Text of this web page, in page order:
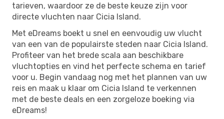
tarieven, waardoor ze de beste keuze zijn voor
directe vluchten naar Cicia Island.
Met eDreams boekt u snel en eenvoudig uw vlucht
van een van de populairste steden naar Cicia Island.
Profiteer van het brede scala aan beschikbare
vluchtopties en vind het perfecte schema en tarief
voor u. Begin vandaag nog met het plannen van uw
reis en maak u klaar om Cicia Island te verkennen
met de beste deals en een zorgeloze boeking via
eDreams!